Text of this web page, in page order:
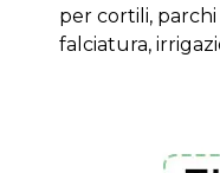
per cortili,
falciatura,